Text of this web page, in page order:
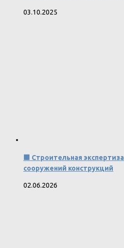
03.10.2025
🟩 Строительная
сооружений конструкций
02.06.2026